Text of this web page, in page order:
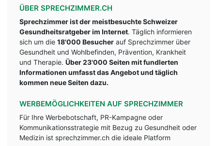
ÜBER SPRECHZIMMER.CH
Sprechzimmer ist der meistbesuchte Schweizer
Gesundheitsratgeber im Internet. Täglich informieren
sich um die 18'000 Besucher auf Sprechzimmer über
Gesundheit und Wohlbefinden, Prävention, Krankheit
und Therapie. Über 23'000 Seiten mit fundlerten
Informationen umfasst das Angebot und täglich
kommen neue Seiten dazu.
WERBEMÖGLICHKEITEN AUF SPRECHZIMMER
Für Ihre Werbebotschaft, PR-Kampagne oder
Kommunikationsstrategie mit Bezug zu Gesundheit oder
Medizin ist sprechzimmer.ch die ideale Platform